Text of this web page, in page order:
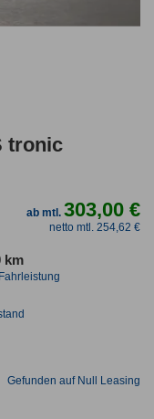
tronic
ab mtl.303,00 €
netto mtl. 254,62 €
km
Gefunden auf Null Leasing